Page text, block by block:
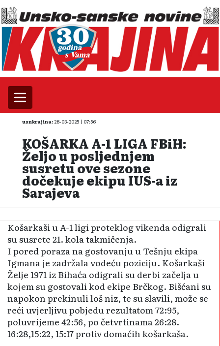
usnkrajina: 28-03-2025 | 07:56
KOŠARKA A-1 LIGA FBiH:
Željo u posljednjem
susretu ove sezone
dočekuje ekipu IUS-a iz
Sarajeva
FOTO: Arhiv
Košarkaši u A-1 ligi proteklog vikenda odigrali
su susrete 21. kola takmičenja.
I pored poraza na gostovanju u Tešnju ekipa
Igmana je zadržala vodeću poziciju. Košarkaši
Želje 1971 iz Bihaća odigrali su derbi začelja u
kojem su gostovali kod ekipe Brčkog. Bišćani su
napokon prekinuli loš niz, te su slavili, može se
reći uvjerljivu pobjedu rezultatom 72:95,
poluvrijeme 42:56, po četvrtinama 26:28.
16:28,15:22, 15:17 protiv domaćih košarkaša.